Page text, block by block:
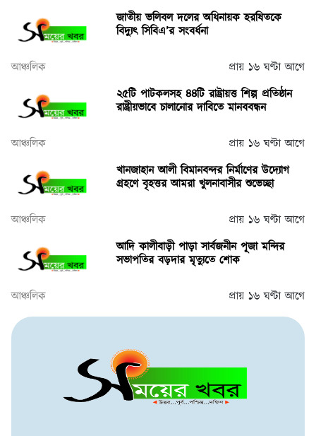
জাতীয় ভলিবল দলের অধিনায়ক হরষিতকে
বিদ্যুৎ সিবিএ’র সংবর্ধনা
আঞ্চলিক
প্রায় ১৬ ঘণ্টা আগে
২৫টি পাটকলসহ ৪৪টি রাষ্ট্রায়ত্ত শিল্প প্রতিষ্ঠান
রাষ্ট্রীয়ভাবে চালানোর দাবিতে মানববন্ধন
আঞ্চলিক
প্রায় ১৬ ঘণ্টা আগে
খানজাহান আলী বিমানবন্দর নির্মাণের উদ্যোগ
গ্রহণে বৃহত্তর আমরা খুলনাবাসীর শুভেচ্ছা
আঞ্চলিক
প্রায় ১৬ ঘণ্টা আগে
আদি কালীবাড়ী পাড়া সার্বজনীন পূজা মন্দির
সভাপতির বড়দার মৃত্যুতে শোক
আঞ্চলিক প্রায় ১৬ ঘণ্টা আগে